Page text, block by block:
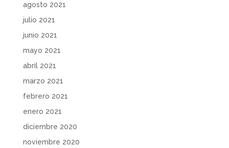
agosto 2021
julio 2021
junio 2021
mayo 2021
abril 2021
marzo 2021
febrero 2021
enero 2021
diciembre 2020
noviembre 2020